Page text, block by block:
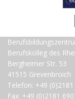
Berufskolleg des
Bergheimer Str. 53
41515 Grevenbroich
Telefon: +49
Fax: +49 (0)2181